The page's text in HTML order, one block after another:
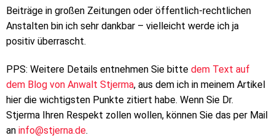
Beiträge in großen Zeitungen oder öffentlich-rechtlichen
Anstalten bin ich sehr dankbar – vielleicht werde ich ja
positiv überrascht.
PPS: Weitere Details entnehmen Sie bitte dem Text auf
dem Blog von Anwalt Stjerma, aus dem ich in meinem Artikel
hier die wichtigsten Punkte zitiert habe. Wenn Sie Dr.
Stjerma Ihren Respekt zollen wollen, können Sie das per Mail
an info@stjerna.de.